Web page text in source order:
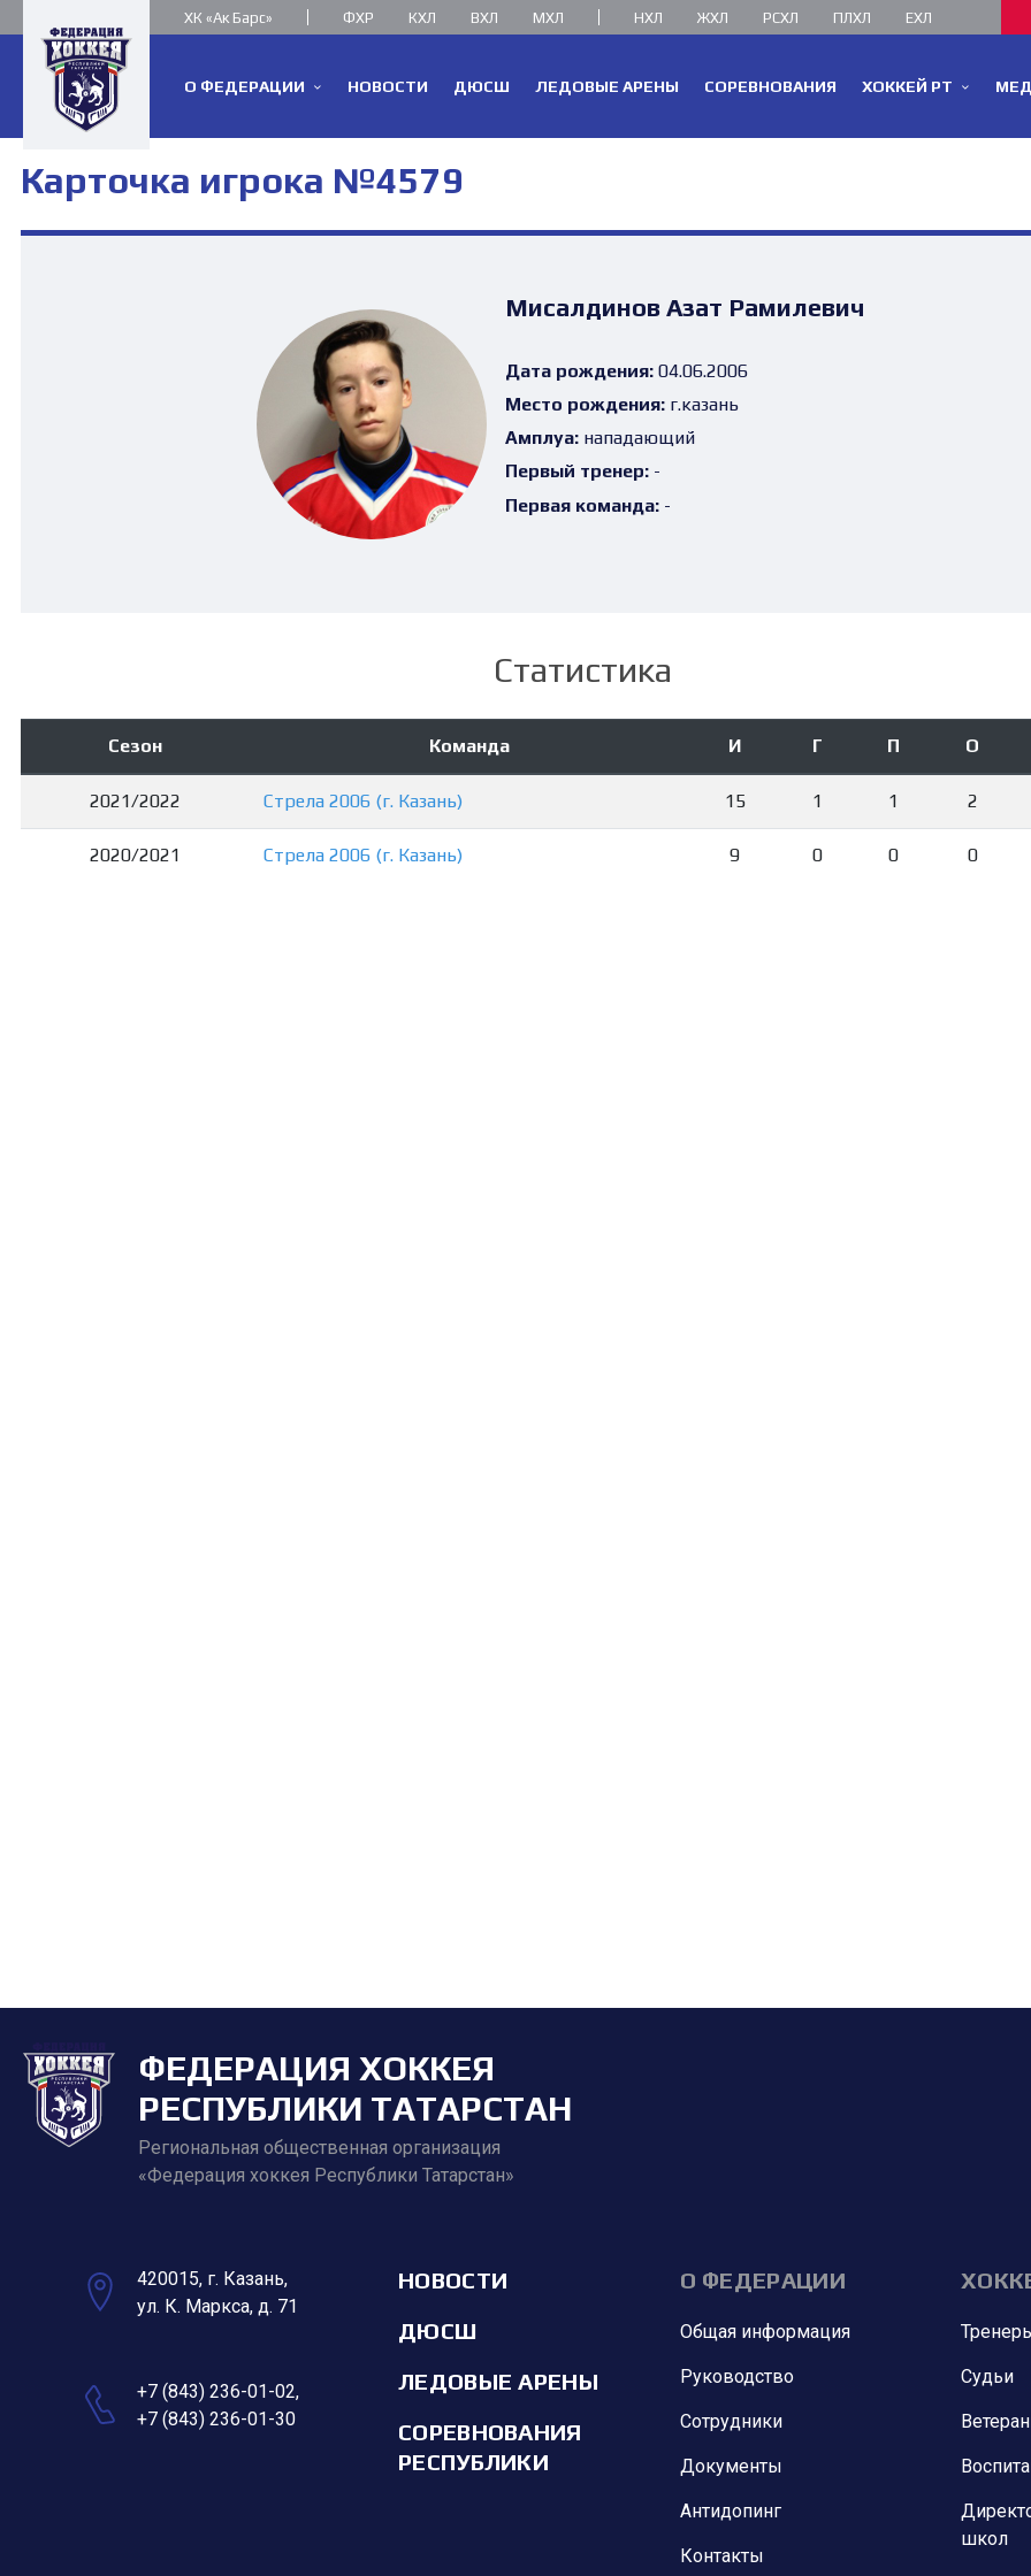
ХК «Ак Барс» ФХР КХЛ ВХЛ МХЛ НХЛ ЖХЛ РСХЛ ПЛХЛ ЕХЛ
О ФЕДЕРАЦИИ НОВОСТИ ДЮСШ ЛЕДОВЫЕ АРЕНЫ СОРЕВНОВАНИЯ ХОККЕЙ РТ
Карточка игрока №4579
Мисалдинов Азат Рамилевич
Дата рождения:04.06.2006
Место рождения:г.казань
Амплуа:нападающий
Первый тренер:-
Первая команда:-
Статистика
Сезон Команда И Г П О
2021/2022 Стрела 2006 (г. Казань) 15 1 1 2
2020/2021 Стрела 2006 (г. Казань) 9 0 0 0
ФЕДЕРАЦИЯ ХОККЕЯ
РЕСПУБЛИКИ ТАТАРСТАН
Региональная общественная организация
«Федерация хоккея Республики Татарстан»
420015, г. Казань,
ул. К. Маркса, д. 71
+7 (843) 236-01-02,
+7 (843) 236-01-30
НОВОСТИ
ДЮСШ
ЛЕДОВЫЕ АРЕНЫ
СОРЕВНОВАНИЯ
РЕСПУБЛИКИ
О ФЕДЕРАЦИИ
Общая информация
Руководство
Сотрудники
Документы
Антидопинг
Контакты
Судьи
школ